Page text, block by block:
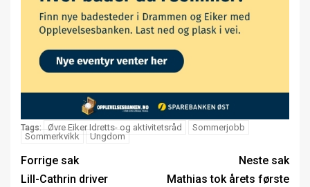
Tags: Øvre Eiker Idretts- og aktivitetsråd
Sommerjobb
Sommerkvikk
Ungdom
Forrige sak
Lill-Cathrin driver
Neste sak
Mathias tok årets første